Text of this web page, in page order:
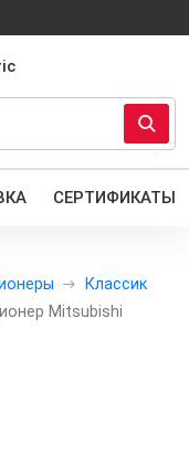
СЕРТИФИКАТЫ
Классик
Mitsubishi